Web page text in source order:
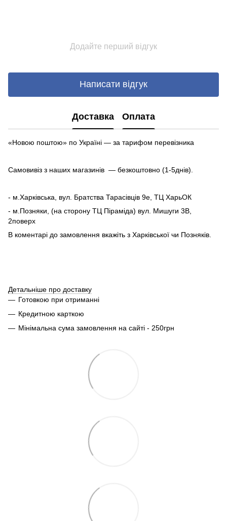
Додайте перший відгук
Написати відгук
Доставка Оплата
«Новою поштою» по Україні — за тарифом перевізника
Самовивіз з наших магазинів — безкоштовно (1-5днів).
- м.Харківська, вул. Братства Тарасівців 9е, ТЦ ХарьОК
- м.Позняки, (на сторону ТЦ Піраміда) вул. Мишуги 3В,
2поверх
В коментарі до замовлення вкажіть з Харківської чи Позняків.
Детальніше про доставку
Готовкою при отриманні
Кредитною карткою
Мінімальна сума замовлення на сайті - 250грн